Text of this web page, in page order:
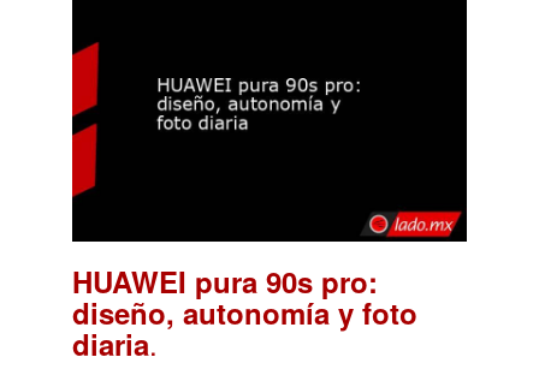
HUAWEI pura 90s pro:
diseño, autonomía y foto
diaria.